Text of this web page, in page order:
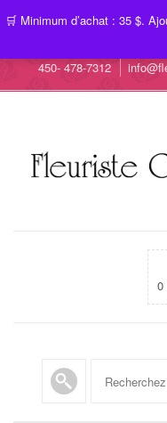
450- 478-7312
0
🛒 Minimum d’achat : 35 $.